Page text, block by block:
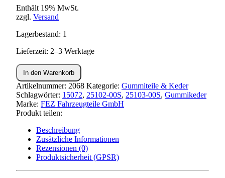
Enthält 19% MwSt.
zzgl. Versand
Lagerbestand: 1
Lieferzeit: 2–3 Werktage
Gummi
-
Keder
für
Scheuerleiste
Schwalbe
Menge
In den Warenkorb
Artikelnummer: 2068 Kategorie: Gummiteile & Keder
Schlagwörter: 15072, 25102-00S, 25103-00S, Gummikeder
Marke: FEZ Fahrzeugteile GmbH
Produkt teilen:
Beschreibung
Zusätzliche Informationen
Rezensionen (0)
Produktsicherheit (GPSR)